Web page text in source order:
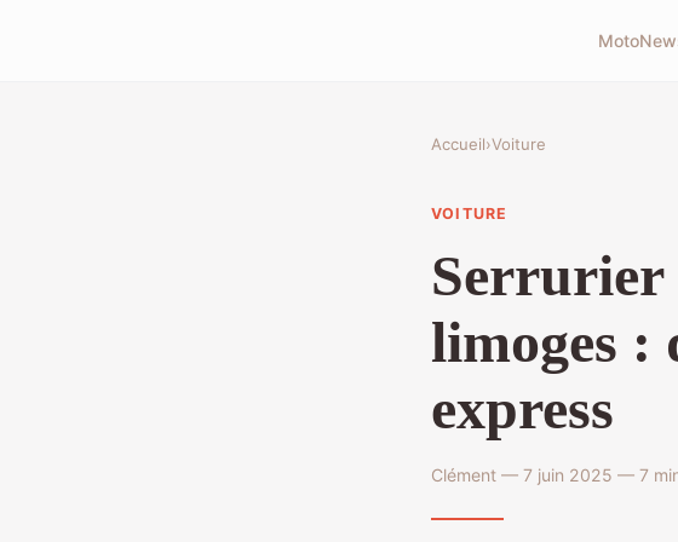
Moto
Accueil›Voiture
VOITURE
Serrurier
limoges :
express
Clément — 7 juin 2025 — 7